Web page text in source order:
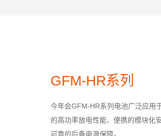
GFM-HR系列
今年会GFM-HR系列电池广泛应用
的高功率放电性能、便携的模块化
可靠的后备电源保障。